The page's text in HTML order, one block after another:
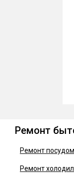
Ремонт
Ремонт
Ремонт